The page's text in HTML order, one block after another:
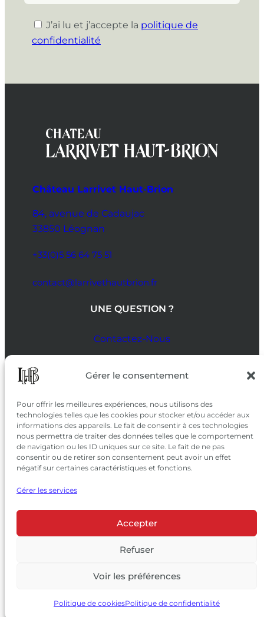
Gérer le consentement
Pour offrir les meilleures expériences, nous utilisons des
technologies telles que les cookies pour stocker et/ou accéder aux
informations des appareils. Le fait de consentir à ces technologies
nous permettra de traiter des données telles que le comportement
de navigation ou les ID uniques sur ce site. Le fait de ne pas
consentir ou de retirer son consentement peut avoir un effet
négatif sur certaines caractéristiques et fonctions.
Gérer les services
Accepter
Refuser
Voir les préférences
Politique de cookiesPolitique de confidentialité
J’ai lu et j’accepte la politique de
confidentialité
Château Larrivet Haut-Brion
84, avenue de Cadaujac
33850 Léognan
+33(0)5 56 64 75 51
contact@larrivethautbrion.fr
UNE QUESTION ?
Contactez-Nous
SUIVEZ-NOUS
SUR LES RÉSEAUX
© 2026 Château Larrivet Haut-Brion |
Mentions légales|Politique de confidentialité
|CGV
L’ABUS D’ALCOOL EST DANGEREUX POUR LA SANTÉ, À